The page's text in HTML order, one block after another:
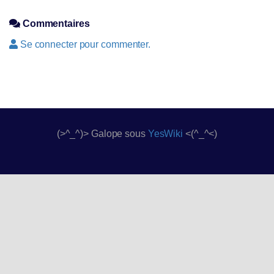
Commentaires
Se connecter pour commenter.
(>^_^)> Galope sous YesWiki <(^_^<)